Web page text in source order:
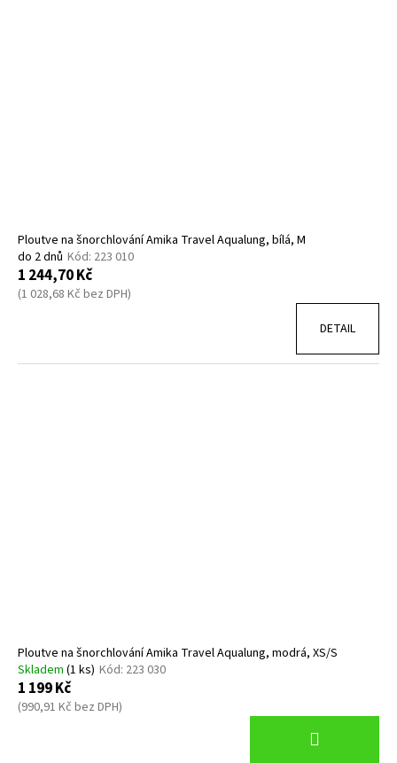
Ploutve na šnorchlování Amika Travel Aqualung, bílá, M
do 2 dnů Kód: 223 010
1 244,70 Kč
(1 028,68 Kč bez DPH)
DETAIL
Ploutve na šnorchlování Amika Travel Aqualung, modrá, XS/S
Skladem (1 ks) Kód: 223 030
1 199 Kč
(990,91 Kč bez DPH)